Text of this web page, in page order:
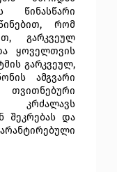
წინასწარი
რომ
გარკვეულ
ყოველთვის
გარკვეულ,
ამგვარი
კრძალავს
შეკრებას და